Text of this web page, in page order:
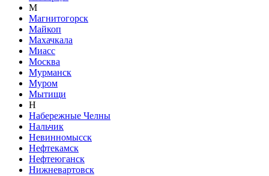
М
Магнитогорск
Майкоп
Махачкала
Миасс
Москва
Мурманск
Муром
Мытищи
Н
Набережные Челны
Нальчик
Невинномысск
Нефтекамск
Нефтеюганск
Нижневартовск